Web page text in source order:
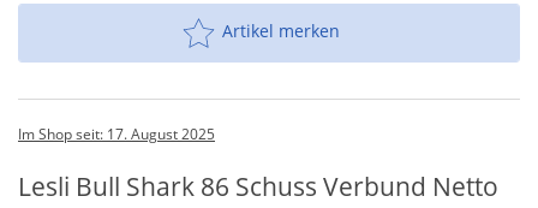
Artikel merken
Im Shop seit: 17. August 2025
Lesli Bull Shark 86 Schuss Verbund Netto